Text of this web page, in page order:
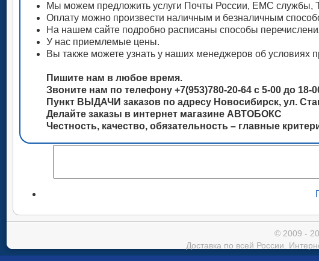
Мы можем предложить услуги Почты России, ЕМС
Оплату можно произвести наличным и безналичным
На нашем сайте подробно расписаны способы
У нас приемлемые цены.
Вы также можете узнать у наших менеджеров об условиях
Пишите нам в любое время.
Звоните нам по телефону +7(953)780-20-64 с 5-00 до 18-
Пункт ВЫДАЧИ заказов по адресу Новосибирск, ул.
Делайте заказы в интернет магазине АВТОБОКС
Честность, качество, обязательность – главные
© 2009 -
Доставка по всей России.